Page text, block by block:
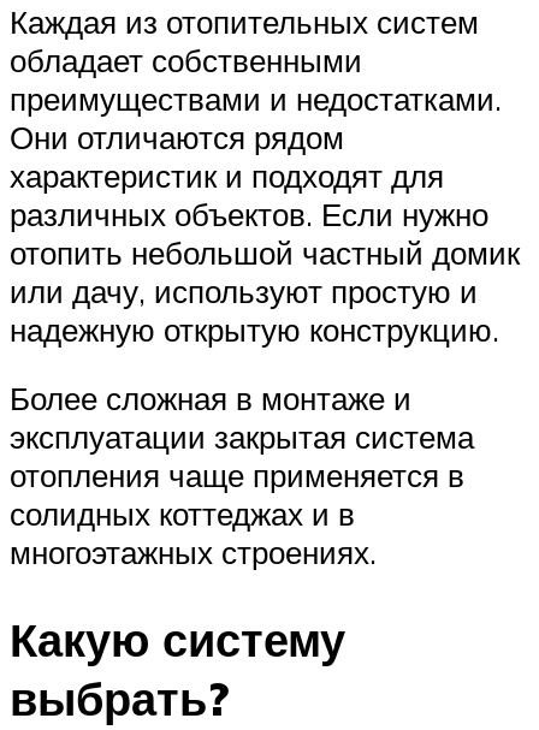
Каждая из отопительных систем
обладает собственными
преимуществами и недостатками.
Они отличаются рядом
характеристик и подходят для
различных объектов. Если нужно
отопить небольшой частный домик
или дачу, используют простую и
надежную открытую конструкцию.
Более сложная в монтаже и
эксплуатации закрытая система
отопления чаще применяется в
солидных коттеджах и в
многоэтажных строениях.
Какую систему
выбрать?